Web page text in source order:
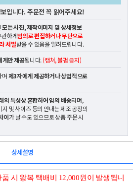
입니다. 주문전 꼭 읽어주세요!
모든 사진, 제작이미지 및 상세정보
관하게임의로 편집하거나 무단으로
처벌받을 수 있음을 알려드립니다.
게만 제공됩니다.(캡쳐, 불펌 금지)
며제3자에게 제공하거나 상업적으로
의 특성상 혼합하여 임의 배송되며,
및 사이즈 등의 안내는 제조 공장의
이가 날 수도 있으므로 상품 주문 시
상세설명
시 왕복 택배비 12,000원이 발생됩니